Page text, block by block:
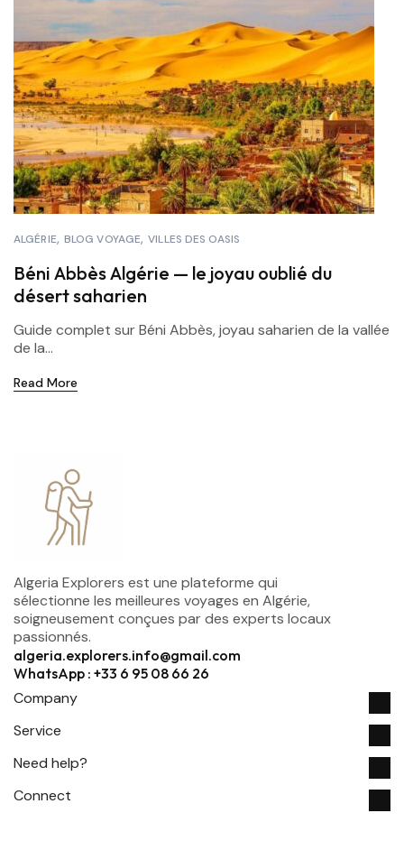
ALGÉRIE BLOG VOYAGE VILLES DES OASIS
Béni Abbès Algérie — le joyau oublié du
désert saharien
Guide complet sur Béni Abbès, joyau saharien de la vallée
de la...
Read More
Algeria Explorers est une plateforme qui
sélectionne les meilleures voyages en Algérie,
soigneusement conçues par des experts locaux
passionnés.
algeria.explorers.info@gmail.com
WhatsApp : +33 6 95 08 66 26
Company
Service
Need help?
Connect